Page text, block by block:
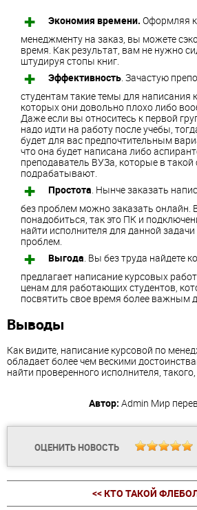
Экономия времени. Оформляя
менеджменту на заказ, вы можете
время. Как результат, вам не нужно
штудируя стопы книг.
Эффективность. Зачастую
студентам такие темы для написания
которых они довольно плохо либо
Даже если вы относитесь к первой
надо идти на работу после учебы,
будет для вас предпочтительным
что она будет написана либо
преподаватель ВУЗа, которые в такой
подрабатывают.
Простота. Нынче заказать
без проблем можно заказать онлайн.
понадобиться, так это ПК и
найти исполнителя для данной
проблем.
Выгода. Вы без труда найдете
предлагает написание курсовых
ценам для работающих студентов,
посвятить свое время более важным
Выводы
Как видите, написание курсовой по
обладает более чем вескими
найти проверенного исполнителя,
Автор: Admin Мир
ОЦЕНИТЬ НОВОСТЬ
<< КТО ТАКОЙ